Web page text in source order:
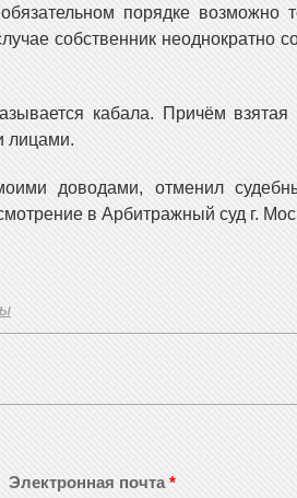
порядке возможно
собственник неоднократно
кабала. Причём
лицами.
доводами, отменил
в Арбитражный суд г.
Электронная почта*